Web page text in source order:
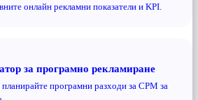
онлайн рекламни показатели и KPI.
за програмно рекламиране
програмни разходи за CPM за